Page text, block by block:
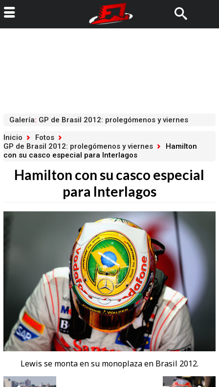
Galería: GP de Brasil 2012: prolegómenos y viernes
Inicio
Fotos
GP de Brasil 2012: prolegómenos y viernes
Hamilton
con su casco especial para Interlagos
Hamilton con su casco especial
para Interlagos
Lewis se monta en su monoplaza en Brasil 2012.